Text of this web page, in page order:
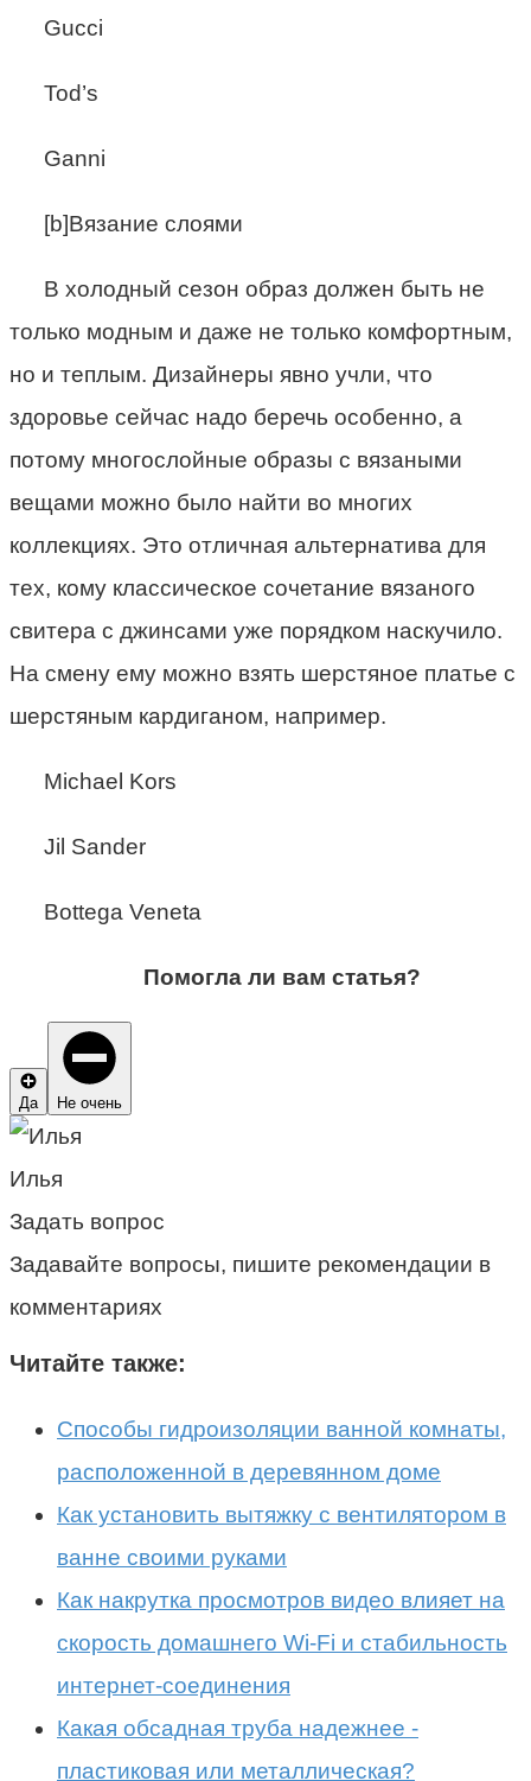
Gucci
Tod’s
Ganni
[b]Вязание слоями
В холодный сезон образ должен быть не
только модным и даже не только комфортным,
но и теплым. Дизайнеры явно учли, что
здоровье сейчас надо беречь особенно, а
потому многослойные образы с вязаными
вещами можно было найти во многих
коллекциях. Это отличная альтернатива для
тех, кому классическое сочетание вязаного
свитера с джинсами уже порядком наскучило.
На смену ему можно взять шерстяное платье с
шерстяным кардиганом, например.
Michael Kors
Jil Sander
Bottega Veneta
Помогла ли вам статья?
Да Не очень
Илья
Задать вопрос
Задавайте вопросы, пишите рекомендации в
комментариях
Читайте также:
Способы гидроизоляции ванной комнаты,
расположенной в деревянном доме
Как установить вытяжку с вентилятором в
ванне своими руками
Как накрутка просмотров видео влияет на
скорость домашнего Wi-Fi и стабильность
интернет-соединения
Какая обсадная труба надежнее -
пластиковая или металлическая?